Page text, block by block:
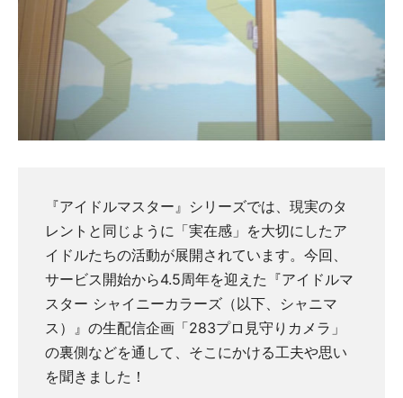
『アイドルマスター』シリーズでは、現実のタ
レントと同じように「実在感」を大切にしたア
イドルたちの活動が展開されています。今回、
サービス開始から4.5周年を迎えた『アイドルマ
スター シャイニーカラーズ（以下、シャニマ
ス）』の生配信企画「283プロ見守りカメラ」
の裏側などを通して、そこにかける工夫や思い
を聞きました！